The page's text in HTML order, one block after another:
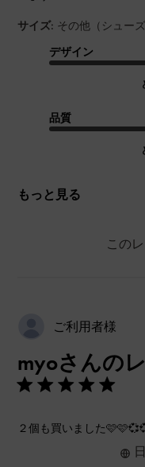
サイズ: その他（シューズ
デザイン
品質
もっと見る
この
ご利用者様
myoさんの
２個も買いました